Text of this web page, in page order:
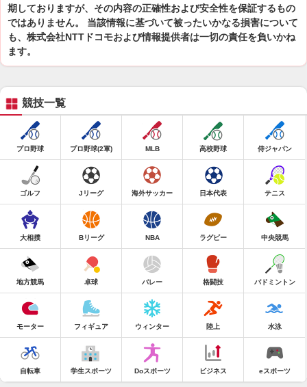
期しておりますが、その内容の正確性および安全性を保証するもの
ではありません。 当該情報に基づいて被ったいかなる損害について
も、株式会社NTTドコモおよび情報提供者は一切の責任を負いかね
ます。
競技一覧
プロ野球 プロ野球(2軍) MLB 高校野球 侍ジャパン
ゴルフ Jリーグ 海外サッカー 日本代表 テニス
大相撲 Bリーグ NBA ラグビー 中央競馬
地方競馬 卓球 バレー 格闘技 バドミントン
モーター フィギュア ウィンター 陸上 水泳
自転車 学生スポーツ Doスポーツ ビジネス eスポーツ